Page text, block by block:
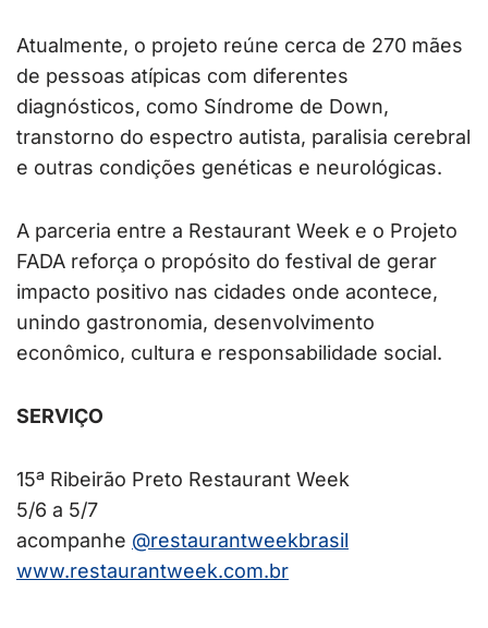
Atualmente, o projeto reúne cerca de 270 mães
de pessoas atípicas com diferentes
diagnósticos, como Síndrome de Down,
transtorno do espectro autista, paralisia cerebral
e outras condições genéticas e neurológicas.
A parceria entre a Restaurant Week e o Projeto
FADA reforça o propósito do festival de gerar
impacto positivo nas cidades onde acontece,
unindo gastronomia, desenvolvimento
econômico, cultura e responsabilidade social.
SERVIÇO
15ª Ribeirão Preto Restaurant Week
5/6 a 5/7
acompanhe @restaurantweekbrasil
www.restaurantweek.com.br